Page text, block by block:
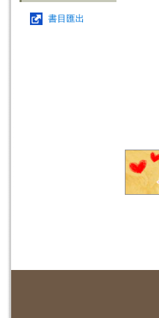
書目匯出